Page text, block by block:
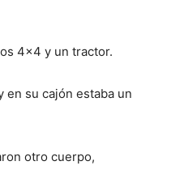
4×4 y un tractor.
en su cajón estaba un
otro cuerpo,